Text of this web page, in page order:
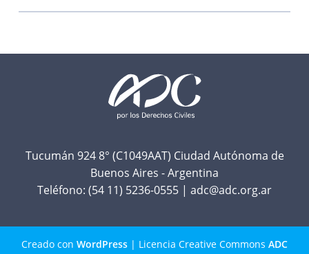
Tucumán 924 8° (C1049AAT) Ciudad Autónoma de
Buenos Aires - Argentina
Teléfono: (54 11) 5236-0555 | adc@adc.org.ar
Creado con WordPress | Licencia Creative Commons ADC